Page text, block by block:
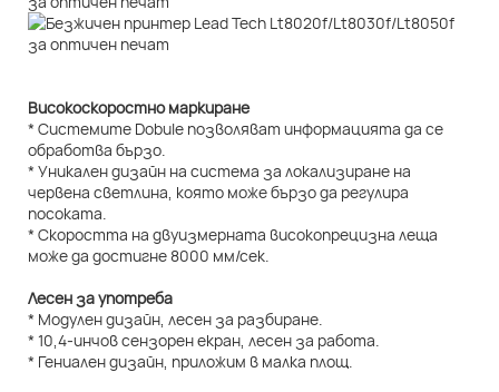
Високоскоростно маркиране
* Системите Dobule позволяват информацията да се
обработва бързо.
* Уникален дизайн на система за локализиране на
червена светлина, която може бързо да регулира
посоката.
* Скоростта на двуизмерната високопрецизна леща
може да достигне 8000 мм/сек.
Лесен за употреба
* Модулен дизайн, лесен за разбиране.
* 10,4-инчов сензорен екран, лесен за работа.
* Гениален дизайн, приложим в малка площ.